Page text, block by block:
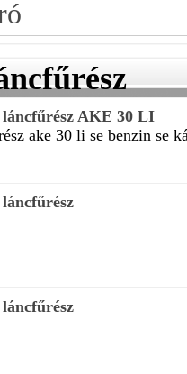
láncfűrész AKE 30 LI
ake 30 li se benzin se